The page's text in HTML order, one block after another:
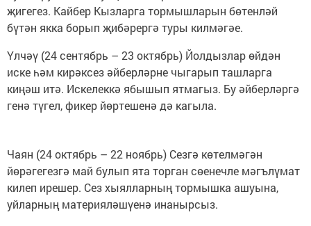
җигегез. Кайбер Кызларга тормышларын бөтенләй
бүтән якка борып җибәрергә туры килмәгәе.
Үлчәү (24 сентябрь – 23 октябрь) Йолдызлар өйдән
иске һәм кирәксез әйберләрне чыгарып ташларга
киңәш итә. Искелеккә ябышып ятмагыз. Бу әйберләргә
генә түгел, фикер йөртешенә дә кагыла.
Чаян (24 октябрь – 22 ноябрь) Сезгә көтелмәгән
йөрәгегезгә май булып ята торган сөенечле мәгълүмат
килеп ирешер. Сез хыялларның тормышка ашуына,
уйларның материяләшүенә инанырсыз.